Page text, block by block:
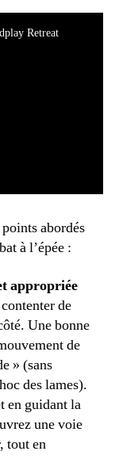
Retreat
abordés
à l’épée :
appropriée
de
Une bonne
de
» (sans
des lames).
en guidant la
une voie
tout en